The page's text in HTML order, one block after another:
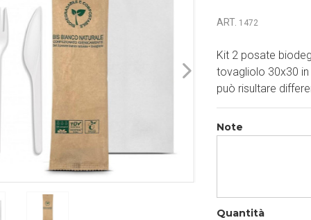
ART. 1472
Kit 2 posate
tovagliolo 30x30
può risultare
Note
Quantità